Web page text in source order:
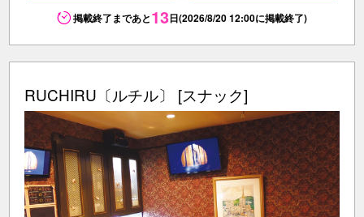
掲載終了まであと13日(2026/8/20 12:00に掲載終了)
RUCHIRU〔ルチル〕 [スナック]